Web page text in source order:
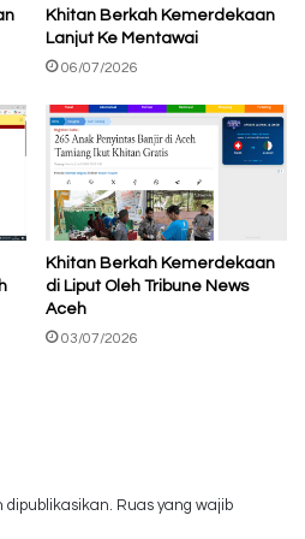
Khitan Berkah Kemerdekaan
Lanjut Ke Mentawai
06/07/2026
Khitan Berkah Kemerdekaan
di Liput Oleh Tribune News
Aceh
03/07/2026
dipublikasikan. Ruas yang wajib